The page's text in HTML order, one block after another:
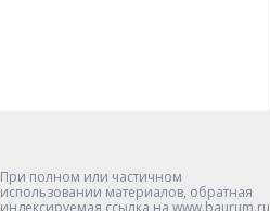
При полном или частичном
использовании материалов, обратная
индексируемая ссылка на www.baurum.ru